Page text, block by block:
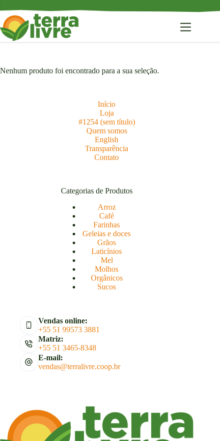
para
conteúdo
Nenhum produto foi encontrado para a sua seleção.
Início
Loja
#1254 (sem título)
Quem somos
English
Transparência
Contato
Categorias de Produtos
Arroz
Café
Farinhas
Geleias e doces
Grãos
Laticínios
Mel
Molhos
Orgânicos
Sucos
Vendas online:
+55 51 99573 3881
Matriz:
+55 51 3465-8348
E-mail:
vendas@terralivre.coop.br